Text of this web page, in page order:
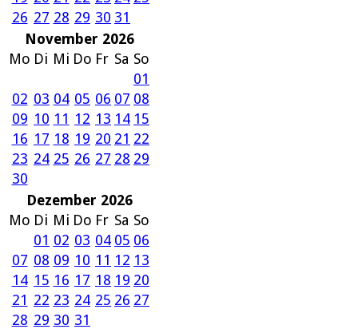
26 27 28 29 30 31
November 2026
Mo Di Mi Do Fr Sa So
01
02 03 04 05 06 07 08
09 10 11 12 13 14 15
16 17 18 19 20 21 22
23 24 25 26 27 28 29
30
Dezember 2026
Mo Di Mi Do Fr Sa So
01 02 03 04 05 06
07 08 09 10 11 12 13
14 15 16 17 18 19 20
21 22 23 24 25 26 27
28 29 30 31